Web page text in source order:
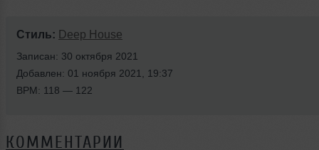
Стиль: Deep House
Записан: 30 октября 2021
Добавлен: 01 ноября 2021, 19:37
BPM: 118 — 122
КОММЕНТАРИИ